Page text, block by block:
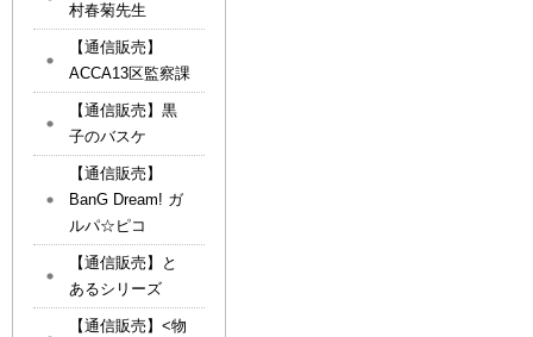
村春菊先生
【通信販売】
ACCA13区監察課
【通信販売】黒
子のバスケ
【通信販売】
BanG Dream! ガ
ルパ☆ピコ
【通信販売】と
あるシリーズ
【通信販売】<物